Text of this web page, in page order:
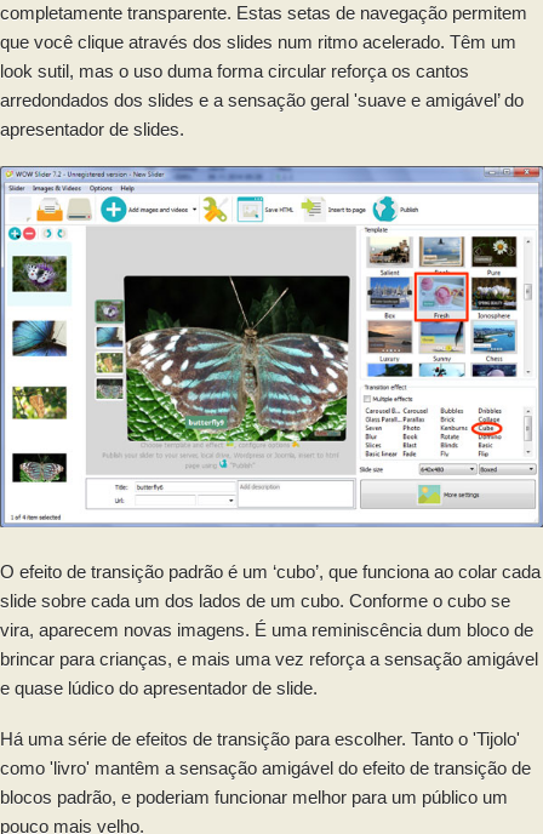
completamente transparente. Estas setas de navegação permitem
que você clique através dos slides num ritmo acelerado. Têm um
look sutil, mas o uso duma forma circular reforça os cantos
arredondados dos slides e a sensação geral 'suave e amigável’ do
apresentador de slides.
O efeito de transição padrão é um ‘cubo’, que funciona ao colar cada
slide sobre cada um dos lados de um cubo. Conforme o cubo se
vira, aparecem novas imagens. É uma reminiscência dum bloco de
brincar para crianças, e mais uma vez reforça a sensação amigável
e quase lúdico do apresentador de slide.
Há uma série de efeitos de transição para escolher. Tanto o 'Tijolo'
como 'livro' mantêm a sensação amigável do efeito de transição de
blocos padrão, e poderiam funcionar melhor para um público um
pouco mais velho.